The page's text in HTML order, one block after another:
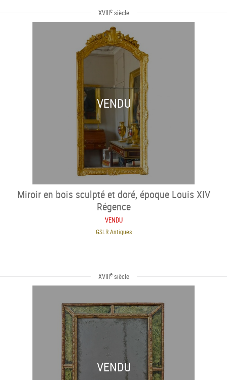
XVIIIesiècle
VENDU
Miroir en bois sculpté et doré, époque Louis XIV
Régence
VENDU
GSLR Antiques
XVIIIesiècle
VENDU